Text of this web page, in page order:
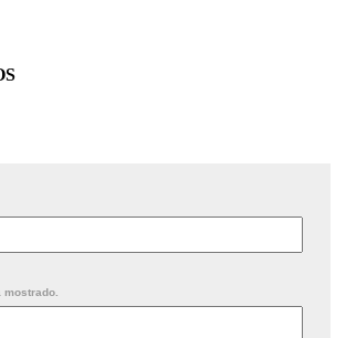
mostrado.